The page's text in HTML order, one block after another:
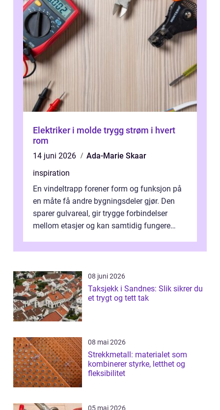
Elektriker i molde trygg strøm i hvert
rom
14 juni 2026
Ada-Marie Skaar
inspiration
En vindeltrapp forener form og funksjon på
en måte få andre bygningsdeler gjør. Den
sparer gulvareal, gir trygge forbindelser
mellom etasjer og kan samtidig fungere
08 juni 2026
Taksjekk i Sandnes: Slik sikrer du
et trygt og tett tak
08 mai 2026
Strekkmetall: materialet som
kombinerer styrke, letthet og
fleksibilitet
05 mai 2026